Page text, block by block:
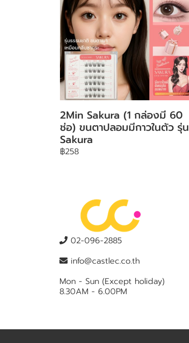
2Min Sakura (1 กล่องมี 60
ช่อ) ขนตาปลอมมีกาวในตัว รุ่น
Sakura
฿258
02-096-2885
info@castlec.co.th
Mon - Sun (Except holiday)
8.30AM - 6.00PM